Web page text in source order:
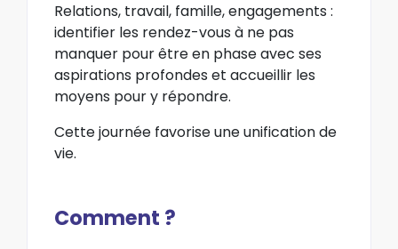
Relations, travail, famille, engagements :
identifier les rendez-vous à ne pas
manquer pour être en phase avec ses
aspirations profondes et accueillir les
moyens pour y répondre.
Cette journée favorise une unification de
vie.
Comment ?